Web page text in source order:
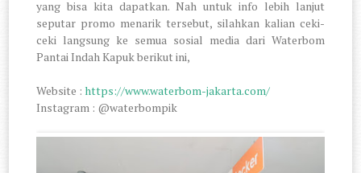
yang bisa kita dapatkan. Nah untuk info lebih lanjut
seputar promo menarik tersebut, silahkan kalian ceki-
ceki langsung ke semua sosial media dari Waterbom
Pantai Indah Kapuk berikut ini,
Website :https://www.waterbom-jakarta.com/
Instagram : @waterbompik